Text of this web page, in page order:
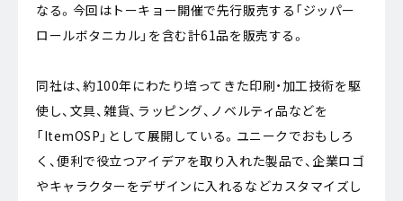
なる。今回はトーキョー開催で先行販売する「ジッパー
ロールボタニカル」を含む計61品を販売する。
同社は、約100年にわたり培ってきた印刷・加工技術を駆
使し、文具、雑貨、ラッピング、ノベルティ品などを
「ItemOSP」として展開している。ユニークでおもしろ
く、便利で役立つアイデアを取り入れた製品で、企業ロゴ
やキャラクターをデザインに入れるなどカスタマイズし